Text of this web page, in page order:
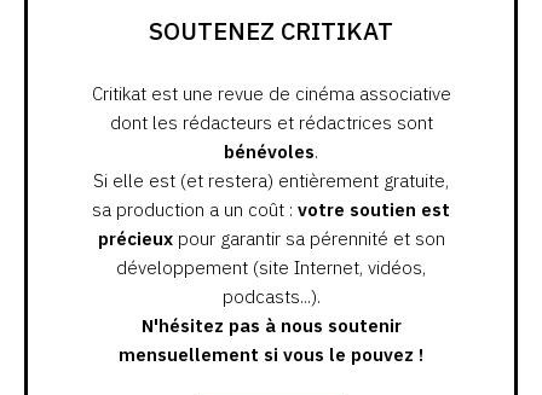
SOUTENEZ CRITIKAT
Critikat est une revue de cinéma associative
dont les rédacteurs et rédactrices sont
bénévoles.
Si elle est (et restera) entièrement gratuite,
sa production a un coût : votre soutien est
précieuxpour garantir sa pérennité et son
développement (site Internet, vidéos,
podcasts...).
N'hésitez pas à nous soutenir
mensuellement si vous le pouvez !